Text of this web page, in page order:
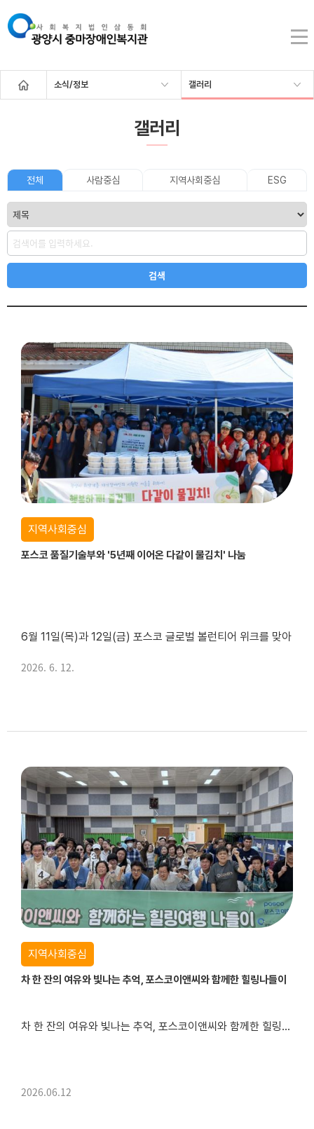
소식/정보 갤러리
갤러리
전체 사람중심 지역사회중심 ESG
지역사회중심
포스코 품질기술부와 '5년째 이어온 다같이 물김치' 나눔
6월 11일(목)과 12일(금) 포스코 글로벌 볼런티어 위크를 맞아
포스코 품질기술부와 함께 재가장애인을 위한 “행복하게! 즐겁게! 다같이 물김치!” 나눔 행사를 진행했습니다.
2026. 6. 12.
지역사회중심
차 한 잔의 여유와 빛나는 추억, 포스코이앤씨와 함께한 힐링나들이
차 한 잔의 여유와 빛나는 추억, 포스코이앤씨와 함께한 힐링나들이
2026.06.12